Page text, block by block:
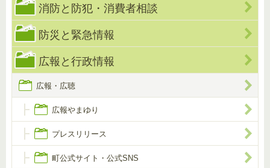
消防と防犯・消費者相談
防災と緊急情報
広報と行政情報
広報・広聴
広報やまゆり
プレスリリース
町公式サイト・公式SNS